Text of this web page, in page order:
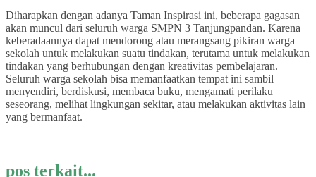
Diharapkan dengan adanya Taman Inspirasi ini, beberapa gagasan
akan muncul dari seluruh warga SMPN 3 Tanjungpandan. Karena
keberadaannya dapat mendorong atau merangsang pikiran warga
sekolah untuk melakukan suatu tindakan, terutama untuk melakukan
tindakan yang berhubungan dengan kreativitas pembelajaran.
Seluruh warga sekolah bisa memanfaatkan tempat ini sambil
menyendiri, berdiskusi, membaca buku, mengamati perilaku
seseorang, melihat lingkungan sekitar, atau melakukan aktivitas lain
yang bermanfaat.
pos terkait...